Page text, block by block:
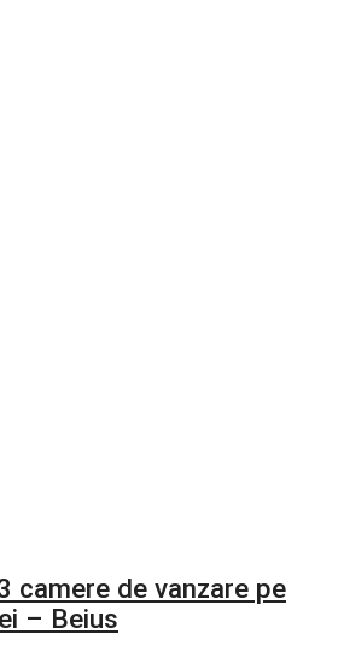
camere de vanzare pe
– Beius